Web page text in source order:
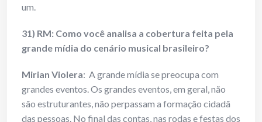
um.
31) RM: Como você analisa a cobertura feita pela
grande mídia do cenário musical brasileiro?
Mirian Violera: A grande mídia se preocupa com
grandes eventos. Os grandes eventos, em geral, não
são estruturantes, não perpassam a formação cidadã
das pessoas. No final das contas, nas rodas e festas dos